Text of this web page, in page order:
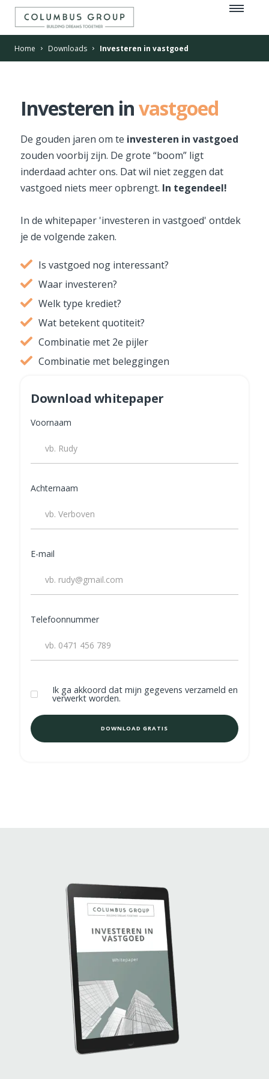
Home Downloads Investeren in vastgoed
Investeren invastgoed
De gouden jaren om te investeren in vastgoed
zouden voorbij zijn. De grote “boom” ligt
inderdaad achter ons. Dat wil niet zeggen dat
vastgoed niets meer opbrengt. In tegendeel!
In de whitepaper 'investeren in vastgoed' ontdek
je de volgende zaken.
Is vastgoed nog interessant?
Waar investeren?
Welk type krediet?
Wat betekent quotiteit?
Combinatie met 2e pijler
Combinatie met beleggingen
Download whitepaper
Voornaam
Achternaam
E-mail
Telefoonnummer
Ik ga akkoord dat mijn gegevens verzameld en
verwerkt worden.